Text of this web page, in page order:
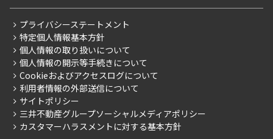
こだわりから探す
こだわり一覧
プレミアムマンション
新築
当社限定（港区・渋谷区）
当社限定（港区・渋谷区以外）
三井不動産企画
ご入居・提携サービス
お部屋探しからご契約まで
よくあるご質問
社宅紹介
【仲介会社様向け】当社仲介事業部取り扱い物件入居申込
会社情報
事業案内
採用情報
ニュースリリース
お問い合わせ
プライバシーステートメント
特定個人情報基本方針
個人情報の取り扱いについて
個人情報の開示等手続きについて
Cookieおよびアクセスログについて
利用者情報の外部送信について
サイトポリシー
三井不動産グループソーシャルメディアポリシー
カスタマーハラスメントに対する基本方針